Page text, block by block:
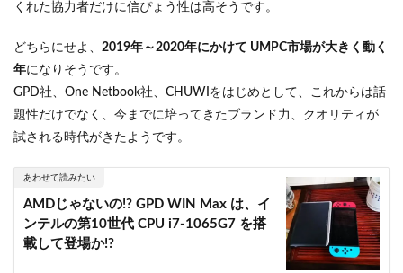
くれた協力者だけに信ぴょう性は高そうです。
どちらにせよ、 2019年～2020年にかけて UMPC市場が大きく動く
年になりそうです。
GPD社、One Netbook社、CHUWIをはじめとして、これからは話
題性だけでなく、今までに培ってきたブランド力、クオリティが
試される時代がきたようです。
あわせて読みたい
AMDじゃないの!? GPD WIN Max は、イ
ンテルの第10世代 CPU i7-1065G7 を搭
載して登場か!?